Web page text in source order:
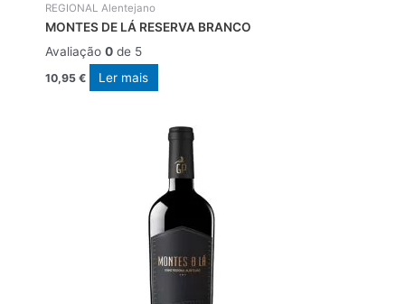
REGIONAL Alentejano
MONTES DE LÁ RESERVA BRANCO
Avaliação 0 de 5
10,95 € Ler mais